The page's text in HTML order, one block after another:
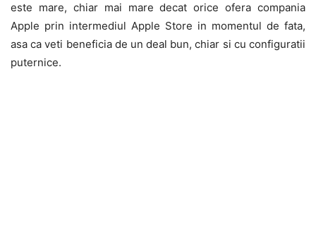
este mare, chiar mai mare decat orice ofera compania
Apple prin intermediul Apple Store in momentul de fata,
asa ca veti beneficia de un deal bun, chiar si cu configuratii
puternice.